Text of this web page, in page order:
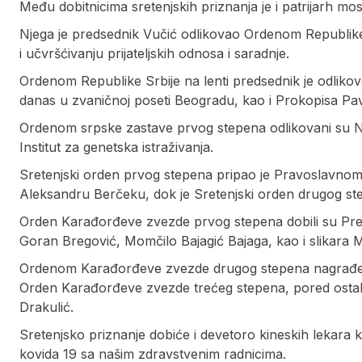
Među dobitnicima sretenjskih priznanja je i patrijarh
Njega je predsednik Vučić odlikovao Ordenom
i učvršćivanju prijateljskih odnosa i saradnje.
Ordenom Republike Srbije na lenti predsednik je
danas u zvaničnoj poseti Beogradu, kao i Prokopisa
Ordenom srpske zastave prvog stepena odlikovani su
Institut za genetska istraživanja.
Sretenjski orden prvog stepena pripao je
Aleksandru Berčeku, dok je Sretenjski orden drugog
Orden Karađorđeve zvezde prvog stepena dobili su
Goran Bregović, Momčilo Bajagić Bajaga, kao i
Ordenom Karađorđeve zvezde drugog stepena
Orden Karađorđeve zvezde trećeg stepena, pored
Drakulić.
Sretenjsko priznanje dobiće i devetoro kineskih
kovida 19 sa našim zdravstvenim radnicima.